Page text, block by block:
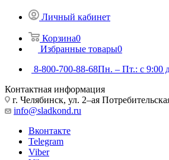
Личный кабинет
Корзина0
Избранные товары0
8-800-700-88-68Пн. – Пт.: с 9:00
Контактная информация
г. Челябинск, ул. 2–ая
info@sladkond.ru
Вконтакте
Telegram
Viber